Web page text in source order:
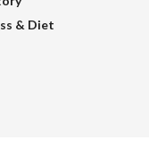
& Diet